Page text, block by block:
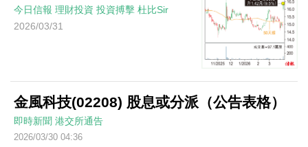
今日信報 理財投資 投資搏擊 杜比Sir
2026/03/31
金風科技(02208) 股息或分派（公告表格）
即時新聞 港交所通告
2026/03/30 04:36